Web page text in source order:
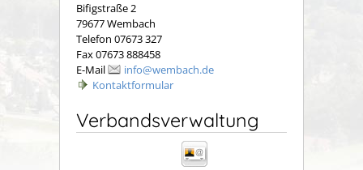
Bifigstraße 2
79677 Wembach
Telefon 07673 327
Fax 07673 888458
E-Mail
info@wembach.de
Kontaktformular
Verbandsverwaltung